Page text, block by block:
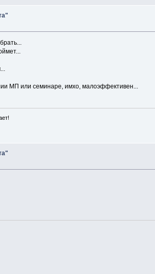
МП или семинаре, имхо, малоэффективен...